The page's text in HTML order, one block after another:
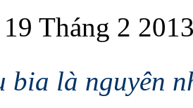
Tháng 2
bia là nguyên